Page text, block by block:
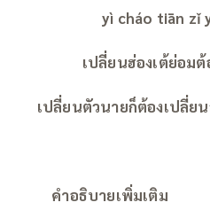
yì cháo tiān zǐ
เปลี่ยนฮ่องเต้ย่อม
เปลี่ยนตัวนายก็ต้องเปลี่ย
คำอธิบายเพิ่มเติม